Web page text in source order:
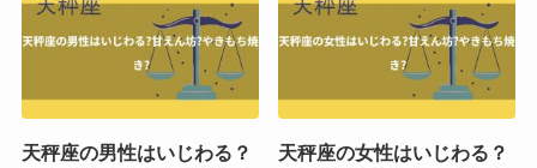
天秤座の男性はいじわる？
天秤座の女性はいじわる？